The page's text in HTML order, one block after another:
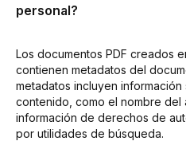
personal?
Los documentos PDF creados
contienen metadatos del
metadatos incluyen
contenido, como el nombre del
información de derechos de
por utilidades de búsqueda.